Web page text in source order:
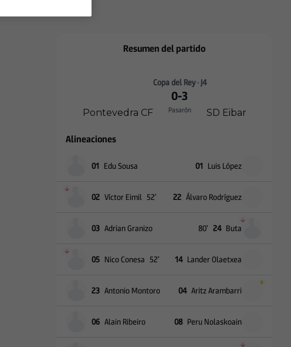
Resumen del partido
Pontevedra CF
Copa del Rey · J4
0-3
Pasarón SD Eibar
Alineaciones
01 Edu Sousa 01 Luis López
02 Víctor Eimil 52’ 22 Álvaro Rodríguez
03 Adrian Granizo 24 Buta
80’
05 Nico Conesa 52’ 14 Lander Olaetxea
23 Antonio Montoro 04 Aritz Arambarri
06 Alain Ribeiro 08 Peru Nolaskoain